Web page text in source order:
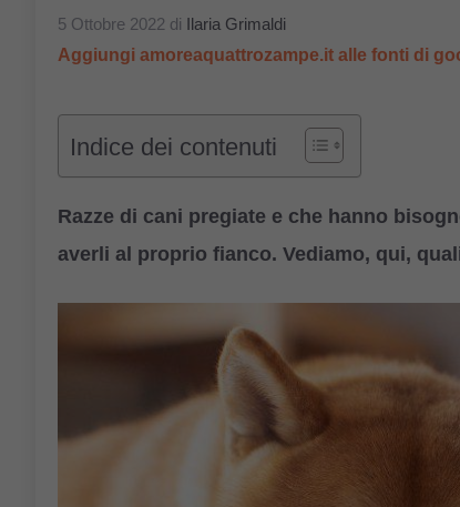
5 Ottobre 2022 di
Ilaria Grimaldi
Aggiungi amoreaquattrozampe.it alle fonti di
Indice dei contenuti
Razze di cani pregiate e che hanno
averli al proprio fianco. Vediamo, qui,